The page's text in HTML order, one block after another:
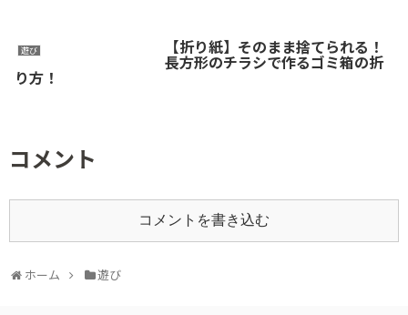
遊び 【折り紙】そのまま捨てられる！
長方形のチラシで作るゴミ箱の折
り方！
コメント
コメントを書き込む
ホーム 遊び